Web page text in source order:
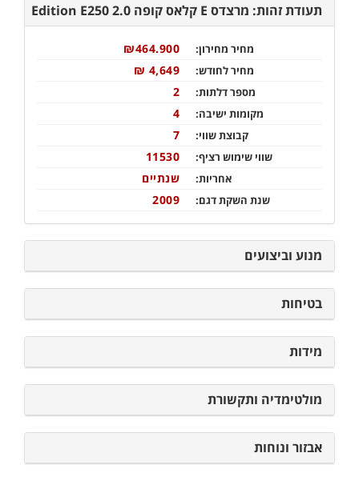
תעודת זהות: מרצדס E קלאס קופה 2.0 Edition E250
מחיר מחירון: ₪464.900
מחיר לחודש: 4,649 ₪
מספר דלתות: 2
מקומות ישיבה: 4
קבוצת שווי: 7
שווי שימוש רציף: 11530
אחריות: שנתיים
שנת השקת דגם: 2009
מנוע וביצועים
בטיחות
מידות
מולטימדיה ותקשורת
אבזור ונוחות